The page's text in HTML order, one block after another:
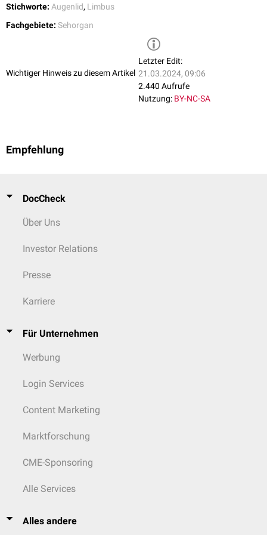
Stichworte: Augenlid, Limbus
Fachgebiete: Sehorgan
Wichtiger Hinweis zu diesem Artikel
Letzter Edit:
21.03.2024, 09:06
2.440 Aufrufe
Nutzung: BY-NC-SA
Empfehlung
DocCheck
Über Uns
Investor Relations
Presse
Karriere
Für Unternehmen
Werbung
Login Services
Content Marketing
Marktforschung
CME-Sponsoring
Alle Services
Alles andere